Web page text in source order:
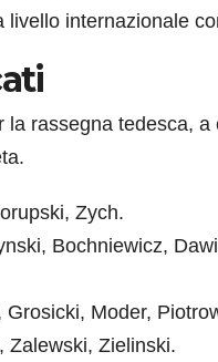
livello internazionale
rassegna tedesca,
Zych.
Bochniewicz,
Grosicki, Moder,
Zalewski, Zielinski.